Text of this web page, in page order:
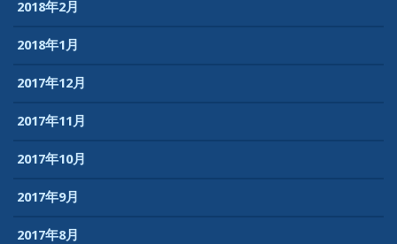
2018年2月
2018年1月
2017年12月
2017年11月
2017年10月
2017年9月
2017年8月